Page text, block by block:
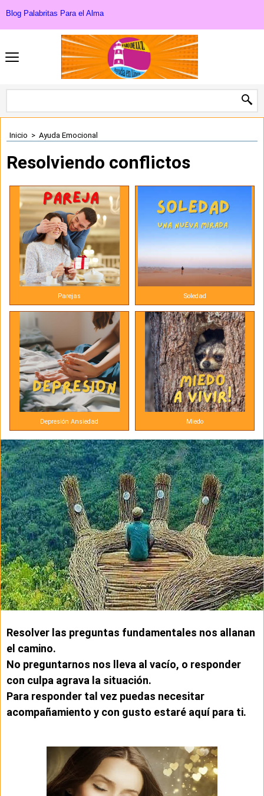
Blog Palabritas Para el Alma
Inicio > Ayuda Emocional
Resolviendo conflictos
Parejas Soledad
Depresión Ansiedad Miedo
Resolver las preguntas fundamentales nos allanan
el camino.
No preguntarnos nos lleva al vacío, o responder
con culpa agrava la situación.
Para responder tal vez puedas necesitar
acompañamiento y con gusto estaré aquí para ti.